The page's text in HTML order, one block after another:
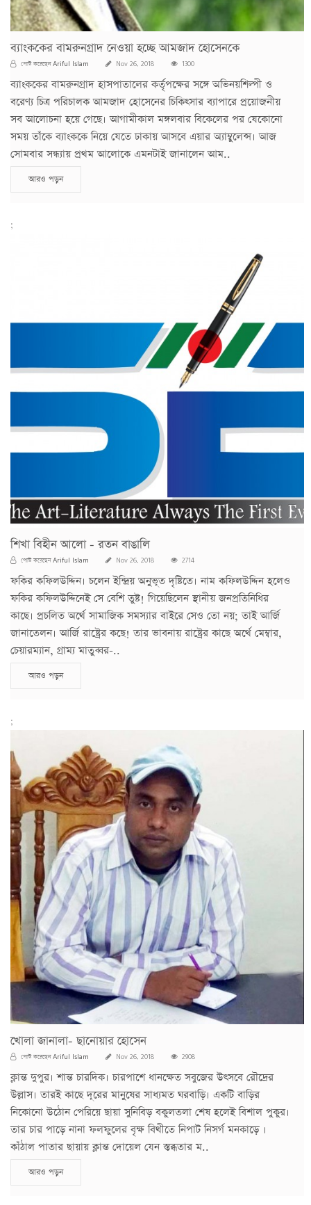
ব্যাংককের বামরুনগ্রাদ নেওয়া হচ্ছে আমজাদ হোসেনকে
পোস্ট করেছেনAriful Islam Nov 26, 2018 1300
ব্যাংককের বামরুনগ্রাদ হাসপাতালের কর্তৃপক্ষের সঙ্গে অভিনয়শিল্পী ও
বরেণ্য চিত্র পরিচালক আমজাদ হোসেনের চিকিৎসার ব্যাপারে প্রয়োজনীয়
সব আলোচনা হয়ে গেছে। আগামীকাল মঙ্গলবার বিকেলের পর যেকোনো
সময় তাঁকে ব্যাংককে নিয়ে যেতে ঢাকায় আসবে এয়ার অ্যাম্বুলেন্স। আজ
সোমবার সন্ধ্যায় প্রথম আলোকে এমনটাই জানালেন আম..
আরও পড়ুন
;
শিখা বিহীন আলো - রতন বাঙালি
পোস্ট করেছেনAriful Islam Nov 26, 2018 2714
ফকির কফিলউদ্দিন। চলেন ইন্দ্রিয় অনুভূত দৃষ্টিতে। নাম কফিলউদ্দিন হলেও
ফকির কফিলউদ্দিনেই সে বেশি তুষ্ট! গিয়েছিলেন স্থানীয় জনপ্রতিনিধির
কাছে। প্রচলিত অর্থে সামাজিক সমস্যার বাইরে সেও তো নয়; তাই আর্জি
জানাতেলন। আর্জি রাষ্ট্রের কছে! তার ভাবনায় রাষ্ট্রের কাছে অর্থে মেম্বার,
চেয়ারম্যান, গ্রাম্য মাতুব্বর-..
আরও পড়ুন
;
খোলা জানালা- ছানোয়ার হোসেন
পোস্ট করেছেনAriful Islam Nov 26, 2018 2908
ক্লান্ত দুপুর। শান্ত চারদিক। চারপাশে ধানক্ষেত সবুজের উৎসবে রৌদ্রের
উল্লাস। তারই কাছে দূরের মানুষের সাধ্যমত ঘরবাড়ি। একটি বাড়ির
নিকোনো উঠোন পেরিয়ে ছায়া সুনিবিড় বকুলতলা শেষ হলেই বিশাল পুকুর।
তার চার পাড়ে নানা ফলফুলের বৃক্ষ বিথীতে নিপাট নিসর্গ মনকাড়ে ।
কাঁঠাল পাতার ছায়ায় ক্লান্ত দোয়েল যেন স্তব্ধতার ম..
আরও পড়ুন